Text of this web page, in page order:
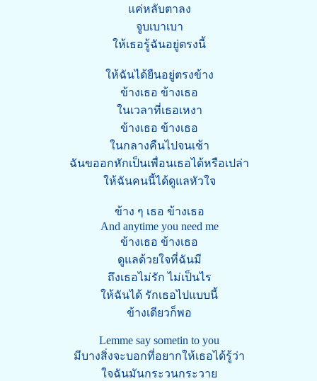
แค่หลับตาลง
จูบเบาเบา
ให้เธอรู้ฉันอยู่ตรงนี้
ให้ฉันได้ยืนอยู่ตรงข้าง
ข้างเธอ ข้างเธอ
ในเวลาที่เธอเหงา
ข้างเธอ ข้างเธอ
ในกลางคืนไปจนเช้า
ฉันขออกหักเป็นเพื่อนเธอได้หรือเปล่า
ให้ฉันคนนี้ได้ดูแลหัวใจ
ข้าง ๆ เธอ ข้างเธอ
And anytime you need me
ข้างเธอ ข้างเธอ
ดูแลด้วยใจที่ฉันมี
ถึงเธอไม่รัก ไม่เป็นไร
ให้ฉันได้ รักเธอไปแบบนี้
ข้างเดียวก็พอ
Lemme say sometin to you
มีบางสิ่งจะบอกที่อยากให้เธอได้รู้ว่า
ใจฉันมันกระวนกระวาย